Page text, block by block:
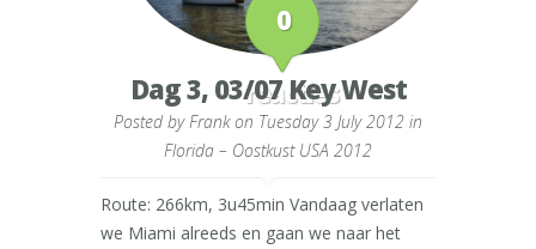
0
reacties
Dag 3, 03/07 Key West
Posted byFrankon Tuesday 3 July 2012 in
Florida – Oostkust USA 2012
Route: 266km, 3u45min Vandaag verlaten
we Miami alreeds en gaan we naar het